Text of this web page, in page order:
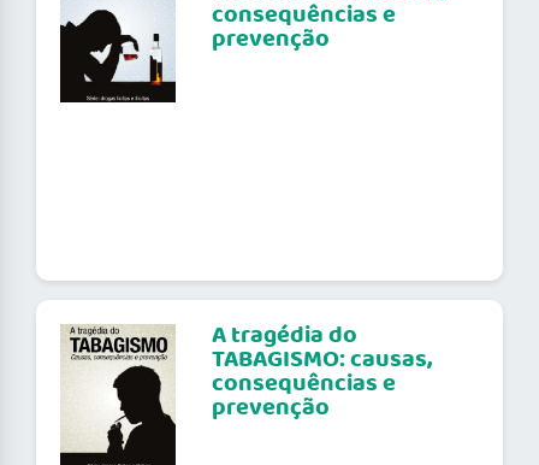
consequências e
prevenção
A tragédia do
TABAGISMO: causas,
consequências e
prevenção